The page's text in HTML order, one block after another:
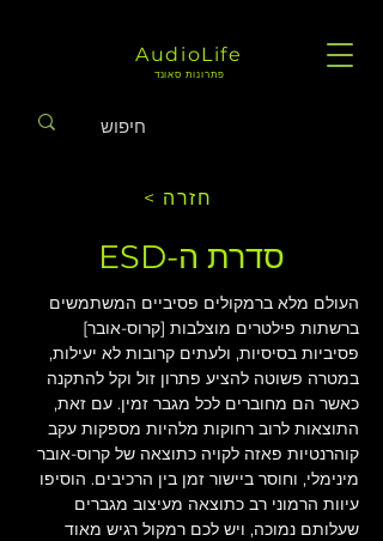
AudioLife
פתרונות סאונד
< חזרה
סדרת ה-ESD
העולם מלא ברמקולים פסיביים המשתמשים
ברשתות פילטרים מוצלבות [קרוס-אובר]
פסיביות בסיסיות, ולעתים קרובות לא יעילות,
במטרה פשוטה להציע פתרון זול וקל להתקנה
כאשר הם מחוברים לכל מגבר זמין. עם זאת,
התוצאות לרוב רחוקות מלהיות מספקות עקב
קוהרנטיות פאזה לקויה כתוצאה של קרוס-אובר
מינימלי, וחוסר ביישור זמן בין הרכיבים. הוסיפו
עיוות הרמוני רב כתוצאה מעיצוב מגברים
שעלותם נמוכה, ויש לכם רמקול רגיש מאוד